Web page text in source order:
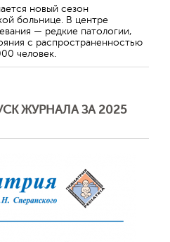
новый сезон
больнице. В центре
— редкие патологии,
с распространенностью
человек.
ЖУРНАЛА ЗА 2025